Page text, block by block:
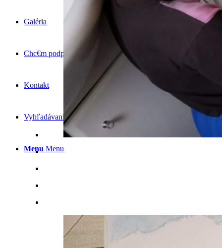
Galéria
Chc€m podporiť
Kontakt
Vyhľadávanie
Menu Menu